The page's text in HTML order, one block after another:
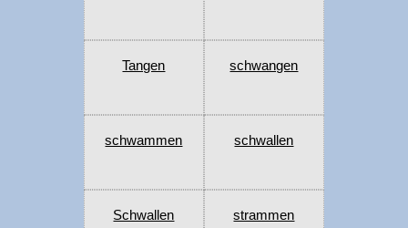
Tangen schwangen
schwammen schwallen
Schwallen strammen